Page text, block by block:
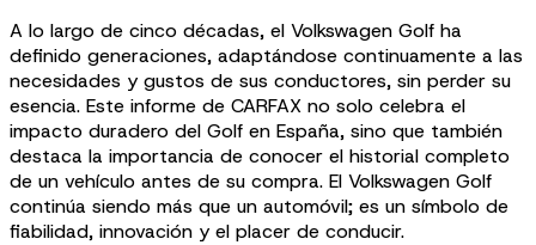
A lo largo de cinco décadas, el Volkswagen Golf ha
definido generaciones, adaptándose continuamente a las
necesidades y gustos de sus conductores, sin perder su
esencia. Este informe de CARFAX no solo celebra el
impacto duradero del Golf en España, sino que también
destaca la importancia de conocer el historial completo
de un vehículo antes de su compra. El Volkswagen Golf
continúa siendo más que un automóvil; es un símbolo de
fiabilidad, innovación y el placer de conducir.